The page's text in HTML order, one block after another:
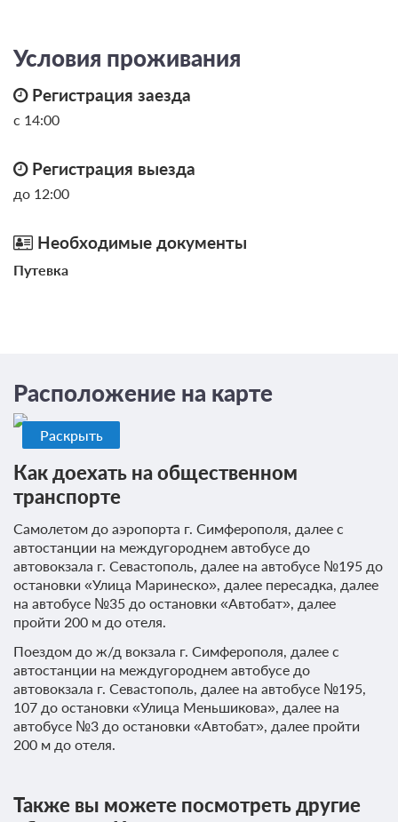
Условия проживания
Регистрация заезда
с 14:00
Регистрация выезда
до 12:00
Необходимые документы
Путевка
Расположение на карте
Раскрыть
Как доехать на общественном
транспорте
Самолетом до аэропорта г. Симферополя, далее с
автостанции на междугороднем автобусе до
автовокзала г. Севастополь, далее на автобусе №195 до
остановки «Улица Маринеско», далее пересадка, далее
на автобусе №35 до остановки «Автобат», далее
пройти 200 м до отеля.
Поездом до ж/д вокзала г. Симферополя, далее с
автостанции на междугороднем автобусе до
автовокзала г. Севастополь, далее на автобусе №195,
107 до остановки «Улица Меньшикова», далее на
автобусе №3 до остановки «Автобат», далее пройти
200 м до отеля.
Также вы можете посмотреть другие